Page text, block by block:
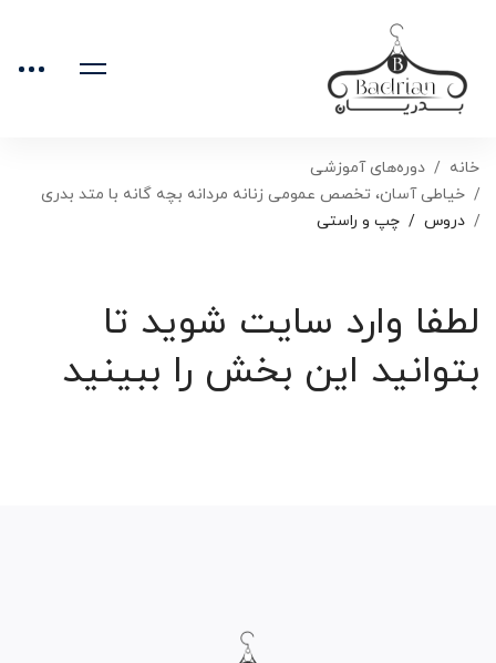
خانه
دوره‌های آموزشی
خیاطی آسان، تخصص عمومی زنانه مردانه بچه گانه با متد بدری
دروس
چپ و راستی
لطفا وارد سایت شوید تا
بتوانید این بخش را ببینید